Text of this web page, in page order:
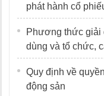
phát hành cổ
Phương thức giải
dùng và tổ chức,
Quy định về
động sản